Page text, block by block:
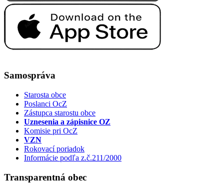
Samospráva
Starosta obce
Poslanci OcZ
Zástupca starostu obce
Uznesenia a zápisnice OZ
Komisie pri OcZ
VZN
Rokovací poriadok
Informácie podľa z.č.211/2000
Transparentná obec